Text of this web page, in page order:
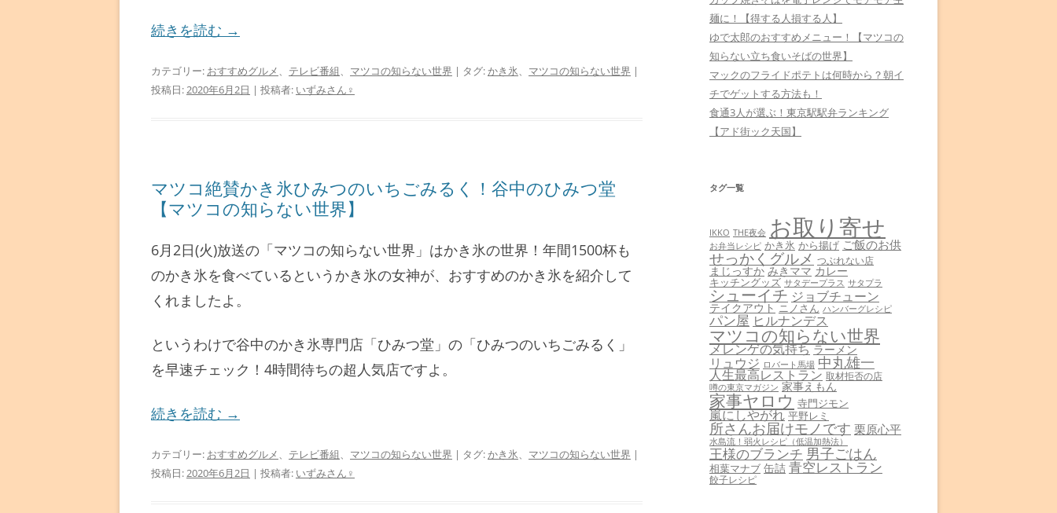
続きを読む →
カテゴリー: おすすめグルメ、 テレビ番組、 マツコの知らない世界 | タグ:かき氷、 マツコの知らない世界 |
投稿日:2020年6月2日 | 投稿者: いずみさん♀
マツコ絶賛かき氷ひみつのいちごみるく！谷中のひみつ堂
【マツコの知らない世界】
6月2日(火)放送の「マツコの知らない世界」はかき氷の世界！年間1500杯も
のかき氷を食べているというかき氷の女神が、おすすめのかき氷を紹介して
くれましたよ。
というわけで谷中のかき氷専門店「ひみつ堂」の「ひみつのいちごみるく」
を早速チェック！4時間待ちの超人気店ですよ。
続きを読む →
カテゴリー: おすすめグルメ、 テレビ番組、 マツコの知らない世界 | タグ:かき氷、 マツコの知らない世界 |
投稿日:2020年6月2日 | 投稿者: いずみさん♀
麺に！【得する人損する人】
ゆで太郎のおすすめメニュー！【マツコの
知らない立ち食いそばの世界】
マックのフライドポテトは何時から？朝イ
チでゲットする方法も！
食通3人が選ぶ！東京駅駅弁ランキング
【アド街ック天国】
タグ一覧
IKKO THE夜会 お取り寄せ
お弁当レシピ かき氷 から揚げ ご飯のお供
せっかくグルメ つぶれない店
まじっすか みきママ カレー
キッチングッズ サタデープラス サタプラ
シューイチ ジョブチューン
テイクアウト ニノさん ハンバーグレシピ
パン屋 ヒルナンデス
マツコの知らない世界
メレンゲの気持ち ラーメン
リュウジ ロバート馬場 中丸雄一
人生最高レストラン 取材拒否の店
噂の東京マガジン 家事えもん
家事ヤロウ 寺門ジモン
嵐にしやがれ 平野レミ
所さんお届けモノです 栗原心平
水島流！弱火レシピ（低温加熱法）
王様のブランチ 男子ごはん
相葉マナブ 缶詰 青空レストラン
餃子レシピ